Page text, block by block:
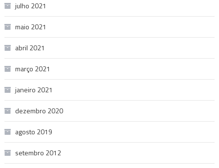
julho 2021
maio 2021
abril 2021
março 2021
janeiro 2021
dezembro 2020
agosto 2019
setembro 2012